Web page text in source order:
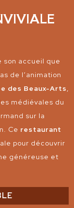
son accueil que
de l’animation
des Beaux-Arts,
médiévales du
sur la
Ce restaurant
pour découvrir
généreuse et